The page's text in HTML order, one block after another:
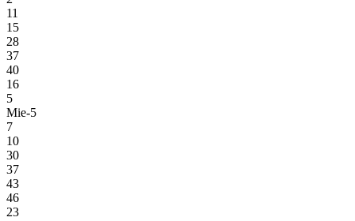
11
15
28
37
40
16
5
Mie-5
7
10
30
37
43
46
23